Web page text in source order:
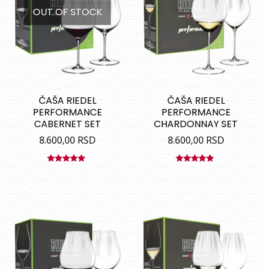
OUT OF STOCK
ČAŠA RIEDEL
PERFORMANCE
CABERNET SET
8.600,00 RSD
ČAŠA RIEDEL
PERFORMANCE
CHARDONNAY SET
8.600,00 RSD